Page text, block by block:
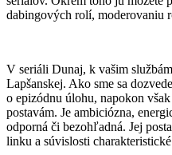
dabingových rolí, moderovaniu
V seriáli Dunaj, k vašim
Lapšanskej. Ako sme sa
o epizódnu úlohu, napokon
postavám. Je ambiciózna,
odporná či bezohľadná. Jej
linku a súvislosti